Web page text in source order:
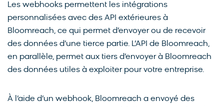
Les webhooks permettent les intégrations
personnalisées avec des API extérieures à
Bloomreach, ce qui permet d’envoyer ou de recevoir
des données d’une tierce partie. L’API de Bloomreach,
en parallèle, permet aux tiers d’envoyer à Bloomreach
des données utiles à exploiter pour votre entreprise.
À l’aide d’un webhook, Bloomreach a envoyé des